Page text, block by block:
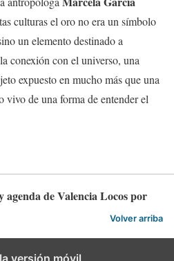
culturas el oro no era un símbolo
un elemento destinado a
conexión con el universo, una
expuesto en mucho más que una
vivo de una forma de entender el
de Valencia Locos por
Volver arriba